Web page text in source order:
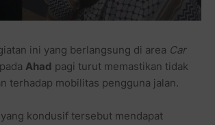
ini yang berlangsung di area Car
Ahad pagi turut memastikan tidak
terhadap mobilitas pengguna jalan.
kondusif tersebut mendapat